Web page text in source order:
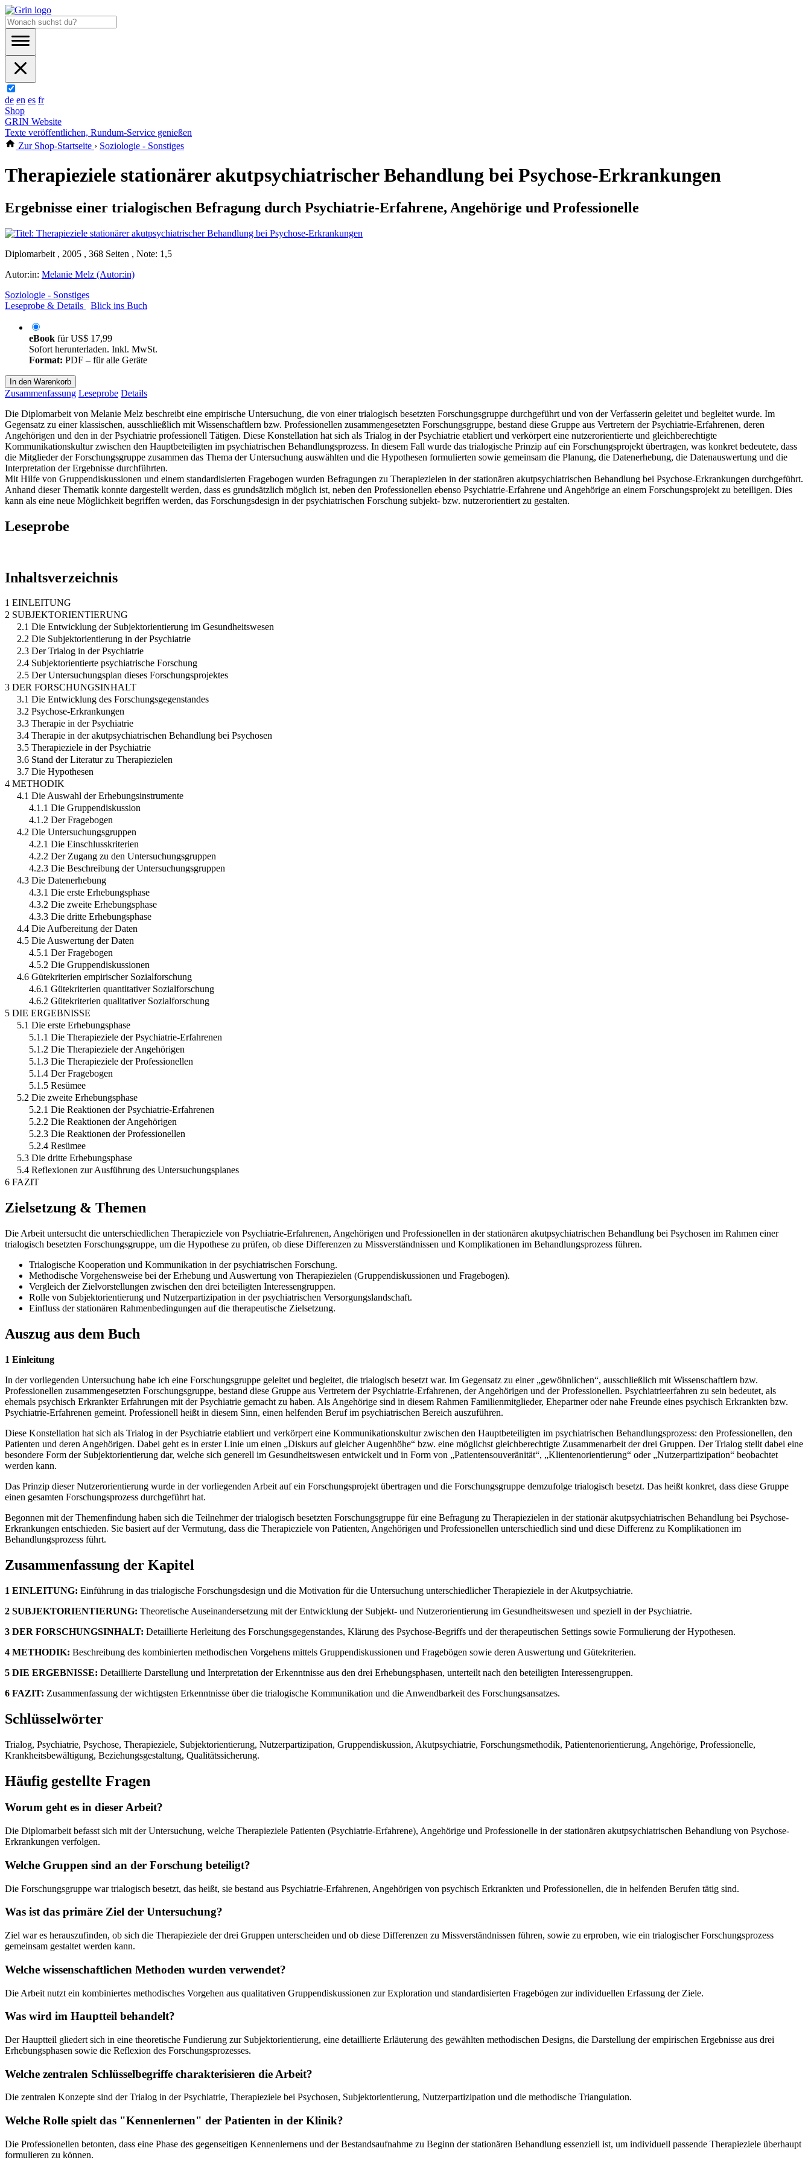
de en es fr
Shop
GRIN Website
Texte veröffentlichen, Rundum-Service genießen
Zur Shop-Startseite › Soziologie - Sonstiges
Therapieziele stationärer akutpsychiatrischer Behandlung bei Psychose-Erkrankungen
Ergebnisse einer trialogischen Befragung durch Psychiatrie-Erfahrene, Angehörige und Professionelle
Diplomarbeit , 2005 , 368 Seiten , Note: 1,5
Autor:in: Melanie Melz (Autor:in)
Soziologie - Sonstiges
Leseprobe & Details
Blick ins Buch
eBook fürUS$ 17,99
Sofort herunterladen. Inkl. MwSt.
Format: PDF – für alle Geräte
In den Warenkorb
Zusammenfassung Leseprobe Details
Die Diplomarbeit von Melanie Melz beschreibt eine empirische Untersuchung, die von einer trialogisch besetzten Forschungsgruppe durchgeführt und von der Verfasserin geleitet und begleitet wurde. Im
Gegensatz zu einer klassischen, ausschließlich mit Wissenschaftlern bzw. Professionellen zusammengesetzten Forschungsgruppe, bestand diese Gruppe aus Vertretern der Psychiatrie-Erfahrenen, deren
Angehörigen und den in der Psychiatrie professionell Tätigen. Diese Konstellation hat sich als Trialog in der Psychiatrie etabliert und verkörpert eine nutzerorientierte und gleichberechtigte
Kommunikationskultur zwischen den Hauptbeteiligten im psychiatrischen Behandlungsprozess. In diesem Fall wurde das trialogische Prinzip auf ein Forschungsprojekt übertragen, was konkret bedeutete, dass
die Mitglieder der Forschungsgruppe zusammen das Thema der Untersuchung auswählten und die Hypothesen formulierten sowie gemeinsam die Planung, die Datenerhebung, die Datenauswertung und die
Interpretation der Ergebnisse durchführten.
Mit Hilfe von Gruppendiskussionen und einem standardisierten Fragebogen wurden Befragungen zu Therapiezielen in der stationären akutpsychiatrischen Behandlung bei Psychose-Erkrankungen durchgeführt.
Anhand dieser Thematik konnte dargestellt werden, dass es grundsätzlich möglich ist, neben den Professionellen ebenso Psychiatrie-Erfahrene und Angehörige an einem Forschungsprojekt zu beteiligen. Dies
kann als eine neue Möglichkeit begriffen werden, das Forschungsdesign in der psychiatrischen Forschung subjekt- bzw. nutzerorientiert zu gestalten.
Leseprobe
Inhaltsverzeichnis
1 EINLEITUNG
2 SUBJEKTORIENTIERUNG
2.1 Die Entwicklung der Subjektorientierung im Gesundheitswesen
2.2 Die Subjektorientierung in der Psychiatrie
2.3 Der Trialog in der Psychiatrie
2.4 Subjektorientierte psychiatrische Forschung
2.5 Der Untersuchungsplan dieses Forschungsprojektes
3 DER FORSCHUNGSINHALT
3.1 Die Entwicklung des Forschungsgegenstandes
3.2 Psychose-Erkrankungen
3.3 Therapie in der Psychiatrie
3.4 Therapie in der akutpsychiatrischen Behandlung bei Psychosen
3.5 Therapieziele in der Psychiatrie
3.6 Stand der Literatur zu Therapiezielen
3.7 Die Hypothesen
4 METHODIK
4.1 Die Auswahl der Erhebungsinstrumente
4.1.1 Die Gruppendiskussion
4.1.2 Der Fragebogen
4.2 Die Untersuchungsgruppen
4.2.1 Die Einschlusskriterien
4.2.2 Der Zugang zu den Untersuchungsgruppen
4.2.3 Die Beschreibung der Untersuchungsgruppen
4.3 Die Datenerhebung
4.3.1 Die erste Erhebungsphase
4.3.2 Die zweite Erhebungsphase
4.3.3 Die dritte Erhebungsphase
4.4 Die Aufbereitung der Daten
4.5 Die Auswertung der Daten
4.5.1 Der Fragebogen
4.5.2 Die Gruppendiskussionen
4.6 Gütekriterien empirischer Sozialforschung
4.6.1 Gütekriterien quantitativer Sozialforschung
4.6.2 Gütekriterien qualitativer Sozialforschung
5 DIE ERGEBNISSE
5.1 Die erste Erhebungsphase
5.1.1 Die Therapieziele der Psychiatrie-Erfahrenen
5.1.2 Die Therapieziele der Angehörigen
5.1.3 Die Therapieziele der Professionellen
5.1.4 Der Fragebogen
5.1.5 Resümee
5.2 Die zweite Erhebungsphase
5.2.1 Die Reaktionen der Psychiatrie-Erfahrenen
5.2.2 Die Reaktionen der Angehörigen
5.2.3 Die Reaktionen der Professionellen
5.2.4 Resümee
5.3 Die dritte Erhebungsphase
5.4 Reflexionen zur Ausführung des Untersuchungsplanes
6 FAZIT
Zielsetzung & Themen
Die Arbeit untersucht die unterschiedlichen Therapieziele von Psychiatrie-Erfahrenen, Angehörigen und Professionellen in der stationären akutpsychiatrischen Behandlung bei Psychosen im Rahmen einer
trialogisch besetzten Forschungsgruppe, um die Hypothese zu prüfen, ob diese Differenzen zu Missverständnissen und Komplikationen im Behandlungsprozess führen.
Trialogische Kooperation und Kommunikation in der psychiatrischen Forschung.
Methodische Vorgehensweise bei der Erhebung und Auswertung von Therapiezielen (Gruppendiskussionen und Fragebogen).
Vergleich der Zielvorstellungen zwischen den drei beteiligten Interessengruppen.
Rolle von Subjektorientierung und Nutzerpartizipation in der psychiatrischen Versorgungslandschaft.
Einfluss der stationären Rahmenbedingungen auf die therapeutische Zielsetzung.
Auszug aus dem Buch
1 Einleitung
In der vorliegenden Untersuchung habe ich eine Forschungsgruppe geleitet und begleitet, die trialogisch besetzt war. Im Gegensatz zu einer „gewöhnlichen“, ausschließlich mit Wissenschaftlern bzw.
Professionellen zusammengesetzten Forschungsgruppe, bestand diese Gruppe aus Vertretern der Psychiatrie-Erfahrenen, der Angehörigen und der Professionellen. Psychiatrieerfahren zu sein bedeutet, als
ehemals psychisch Erkrankter Erfahrungen mit der Psychiatrie gemacht zu haben. Als Angehörige sind in diesem Rahmen Familienmitglieder, Ehepartner oder nahe Freunde eines psychisch Erkrankten bzw.
Psychiatrie-Erfahrenen gemeint. Professionell heißt in diesem Sinn, einen helfenden Beruf im psychiatrischen Bereich auszuführen.
Diese Konstellation hat sich als Trialog in der Psychiatrie etabliert und verkörpert eine Kommunikationskultur zwischen den Hauptbeteiligten im psychiatrischen Behandlungsprozess: den Professionellen, den
Patienten und deren Angehörigen. Dabei geht es in erster Linie um einen „Diskurs auf gleicher Augenhöhe“ bzw. eine möglichst gleichberechtigte Zusammenarbeit der drei Gruppen. Der Trialog stellt dabei eine
besondere Form der Subjektorientierung dar, welche sich generell im Gesundheitswesen entwickelt und in Form von „Patientensouveränität“, „Klientenorientierung“ oder „Nutzerpartizipation“ beobachtet
werden kann.
Das Prinzip dieser Nutzerorientierung wurde in der vorliegenden Arbeit auf ein Forschungsprojekt übertragen und die Forschungsgruppe demzufolge trialogisch besetzt. Das heißt konkret, dass diese Gruppe
einen gesamten Forschungsprozess durchgeführt hat.
Begonnen mit der Themenfindung haben sich die Teilnehmer der trialogisch besetzten Forschungsgruppe für eine Befragung zu Therapiezielen in der stationär akutpsychiatrischen Behandlung bei Psychose-
Erkrankungen entschieden. Sie basiert auf der Vermutung, dass die Therapieziele von Patienten, Angehörigen und Professionellen unterschiedlich sind und diese Differenz zu Komplikationen im
Behandlungsprozess führt.
Zusammenfassung der Kapitel
1 EINLEITUNG: Einführung in das trialogische Forschungsdesign und die Motivation für die Untersuchung unterschiedlicher Therapieziele in der Akutpsychiatrie.
2 SUBJEKTORIENTIERUNG: Theoretische Auseinandersetzung mit der Entwicklung der Subjekt- und Nutzerorientierung im Gesundheitswesen und speziell in der Psychiatrie.
3 DER FORSCHUNGSINHALT: Detaillierte Herleitung des Forschungsgegenstandes, Klärung des Psychose-Begriffs und der therapeutischen Settings sowie Formulierung der Hypothesen.
4 METHODIK: Beschreibung des kombinierten methodischen Vorgehens mittels Gruppendiskussionen und Fragebögen sowie deren Auswertung und Gütekriterien.
5 DIE ERGEBNISSE: Detaillierte Darstellung und Interpretation der Erkenntnisse aus den drei Erhebungsphasen, unterteilt nach den beteiligten Interessengruppen.
6 FAZIT: Zusammenfassung der wichtigsten Erkenntnisse über die trialogische Kommunikation und die Anwendbarkeit des Forschungsansatzes.
Schlüsselwörter
Trialog, Psychiatrie, Psychose, Therapieziele, Subjektorientierung, Nutzerpartizipation, Gruppendiskussion, Akutpsychiatrie, Forschungsmethodik, Patientenorientierung, Angehörige, Professionelle,
Krankheitsbewältigung, Beziehungsgestaltung, Qualitätssicherung.
Häufig gestellte Fragen
Worum geht es in dieser Arbeit?
Die Diplomarbeit befasst sich mit der Untersuchung, welche Therapieziele Patienten (Psychiatrie-Erfahrene), Angehörige und Professionelle in der stationären akutpsychiatrischen Behandlung von Psychose-
Erkrankungen verfolgen.
Welche Gruppen sind an der Forschung beteiligt?
Die Forschungsgruppe war trialogisch besetzt, das heißt, sie bestand aus Psychiatrie-Erfahrenen, Angehörigen von psychisch Erkrankten und Professionellen, die in helfenden Berufen tätig sind.
Was ist das primäre Ziel der Untersuchung?
Ziel war es herauszufinden, ob sich die Therapieziele der drei Gruppen unterscheiden und ob diese Differenzen zu Missverständnissen führen, sowie zu erproben, wie ein trialogischer Forschungsprozess
gemeinsam gestaltet werden kann.
Welche wissenschaftlichen Methoden wurden verwendet?
Die Arbeit nutzt ein kombiniertes methodisches Vorgehen aus qualitativen Gruppendiskussionen zur Exploration und standardisierten Fragebögen zur individuellen Erfassung der Ziele.
Was wird im Hauptteil behandelt?
Der Hauptteil gliedert sich in eine theoretische Fundierung zur Subjektorientierung, eine detaillierte Erläuterung des gewählten methodischen Designs, die Darstellung der empirischen Ergebnisse aus drei
Erhebungsphasen sowie die Reflexion des Forschungsprozesses.
Welche zentralen Schlüsselbegriffe charakterisieren die Arbeit?
Die zentralen Konzepte sind der Trialog in der Psychiatrie, Therapieziele bei Psychosen, Subjektorientierung, Nutzerpartizipation und die methodische Triangulation.
Welche Rolle spielt das "Kennenlernen" der Patienten in der Klinik?
Die Professionellen betonten, dass eine Phase des gegenseitigen Kennenlernens und der Bestandsaufnahme zu Beginn der stationären Behandlung essenziell ist, um individuell passende Therapieziele überhaupt
formulieren zu können.